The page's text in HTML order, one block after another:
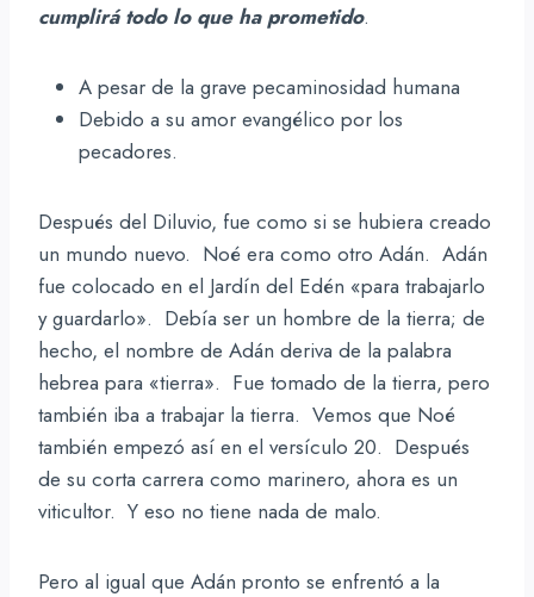
cumplirá todo lo que ha prometido.
A pesar de la grave pecaminosidad humana
Debido a su amor evangélico por los
pecadores.
Después del Diluvio, fue como si se hubiera creado
un mundo nuevo. Noé era como otro Adán. Adán
fue colocado en el Jardín del Edén «para trabajarlo
y guardarlo». Debía ser un hombre de la tierra; de
hecho, el nombre de Adán deriva de la palabra
hebrea para «tierra». Fue tomado de la tierra, pero
también iba a trabajar la tierra. Vemos que Noé
también empezó así en el versículo 20. Después
de su corta carrera como marinero, ahora es un
viticultor. Y eso no tiene nada de malo.
Pero al igual que Adán pronto se enfrentó a la